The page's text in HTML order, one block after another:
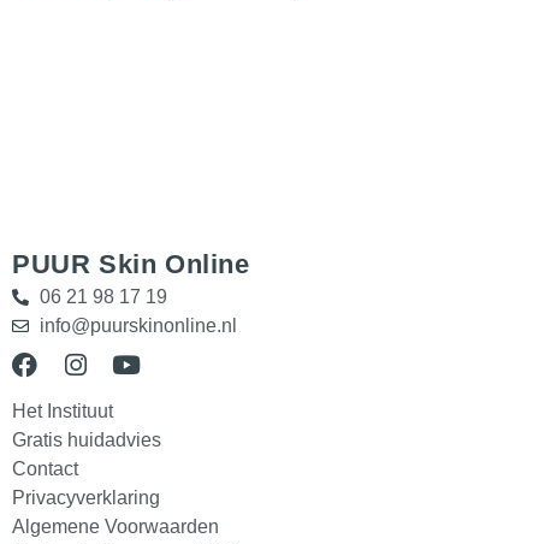
PUUR Skin Online
06 21 98 17 19
info@puurskinonline.nl
Het Instituut
Gratis huidadvies
Contact
Privacyverklaring
Algemene Voorwaarden